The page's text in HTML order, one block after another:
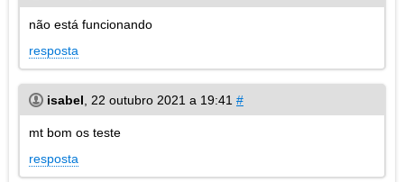
não está funcionando
resposta
isabel 22 outubro 2021 a 19:41 #
mt bom os teste
resposta